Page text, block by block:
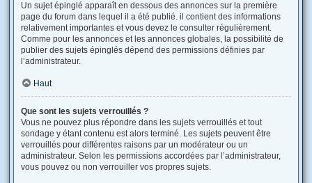
Un sujet épinglé apparaît en dessous des annonces sur la première
page du forum dans lequel il a été publié. il contient des informations
relativement importantes et vous devez le consulter régulièrement.
Comme pour les annonces et les annonces globales, la possibilité de
publier des sujets épinglés dépend des permissions définies par
l’administrateur.
Haut
Que sont les sujets verrouillés ?
Vous ne pouvez plus répondre dans les sujets verrouillés et tout
sondage y étant contenu est alors terminé. Les sujets peuvent être
verrouillés pour différentes raisons par un modérateur ou un
administrateur. Selon les permissions accordées par l’administrateur,
vous pouvez ou non verrouiller vos propres sujets.